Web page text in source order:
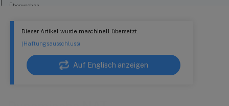
Dieser Artikel wurde maschinell übersetzt.
(Haftungsausschluss)
Auf Englisch anzeigen
Überwachen
Protokolle